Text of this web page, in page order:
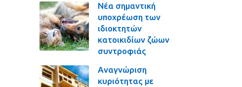
Νέα σημαντική
υποχρέωση των
ιδιοκτητών
κατοικιδίων ζώων
συντροφιάς
Αναγνώριση
κυριότητας με